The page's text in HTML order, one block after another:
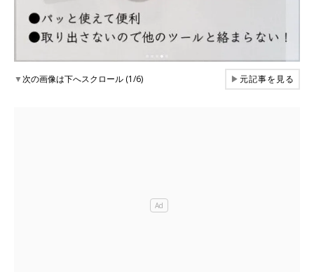
▼次の画像は下へスクロール (1/6) ▶元記事を見る